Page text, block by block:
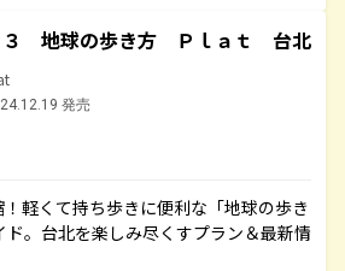
３ 地球の歩き方 Ｐｌａｔ 台北
発売
軽くて持ち歩きに便利な「地球の歩き
。台北を楽しみ尽くすプラン＆最新情